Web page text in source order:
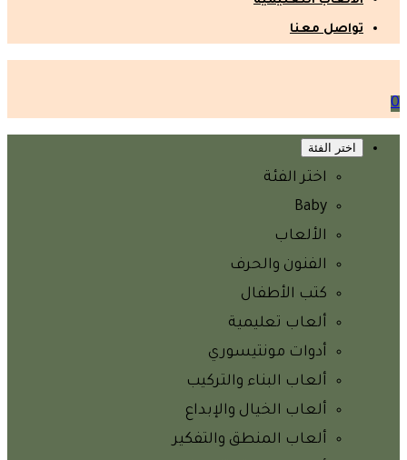
تواصل معنا
0
اختر الفئة
اختر الفئة
Baby
الألعاب
الفنون والحرف
كتب الأطفال
ألعاب تعليمية
أدوات مونتيسوري
ألعاب البناء والتركيب
ألعاب الخيال والإبداع
ألعاب المنطق والتفكير